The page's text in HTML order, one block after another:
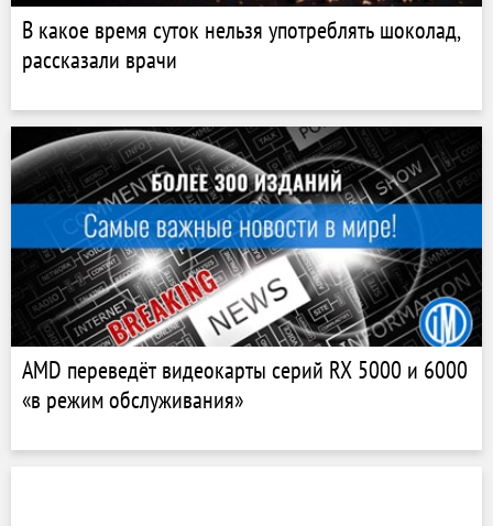
В какое время суток нельзя употреблять шоколад,
рассказали врачи
AMD переведёт видеокарты серий RX 5000 и 6000
«в режим обслуживания»